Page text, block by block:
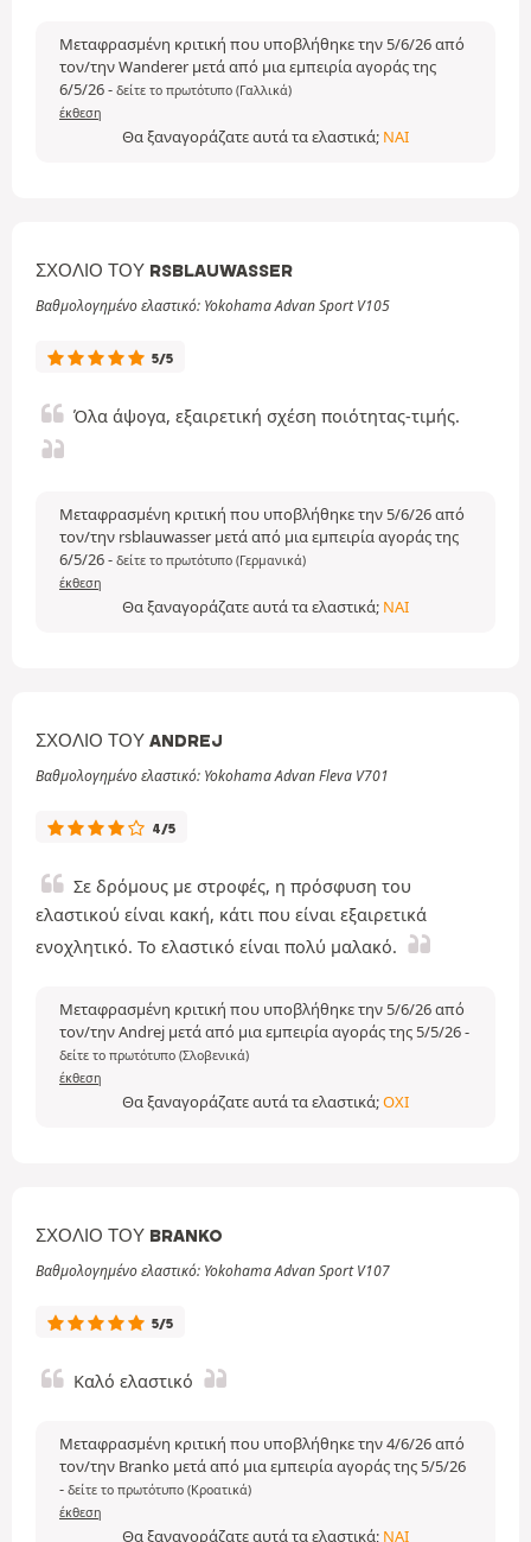
Μεταφρασμένη κριτική που υποβλήθηκε την 5/6/26 από
τον/την Wanderer μετά από μια εμπειρία αγοράς της
6/5/26- δείτε το πρωτότυπο (Γαλλικά)
έκθεση
Θα ξαναγοράζατε αυτά τα ελαστικά; ΝΑΙ
ΣΧΌΛΙΟ ΤΟΥ RSBLAUWASSER
Βαθμολογημένο ελαστικό: Yokohama Advan Sport V105
5/5
Όλα άψογα, εξαιρετική σχέση ποιότητας-τιμής.
Μεταφρασμένη κριτική που υποβλήθηκε την 5/6/26 από
τον/την rsblauwasser μετά από μια εμπειρία αγοράς της
6/5/26- δείτε το πρωτότυπο (Γερμανικά)
έκθεση
Θα ξαναγοράζατε αυτά τα ελαστικά; ΝΑΙ
ΣΧΌΛΙΟ ΤΟΥ ANDREJ
Βαθμολογημένο ελαστικό: Yokohama Advan Fleva V701
4/5
Σε δρόμους με στροφές, η πρόσφυση του
ελαστικού είναι κακή, κάτι που είναι εξαιρετικά
ενοχλητικό. Το ελαστικό είναι πολύ μαλακό.
Μεταφρασμένη κριτική που υποβλήθηκε την 5/6/26 από
τον/την Andrej μετά από μια εμπειρία αγοράς της 5/5/26-
δείτε το πρωτότυπο (Σλοβενικά)
έκθεση
Θα ξαναγοράζατε αυτά τα ελαστικά;ΌΧΙ
ΣΧΌΛΙΟ ΤΟΥ BRANKO
Βαθμολογημένο ελαστικό: Yokohama Advan Sport V107
5/5
Καλό ελαστικό
Μεταφρασμένη κριτική που υποβλήθηκε την 4/6/26 από
τον/την Branko μετά από μια εμπειρία αγοράς της 5/5/26
- δείτε το πρωτότυπο (Κροατικά)
έκθεση
Θα ξαναγοράζατε αυτά τα ελαστικά; ΝΑΙ